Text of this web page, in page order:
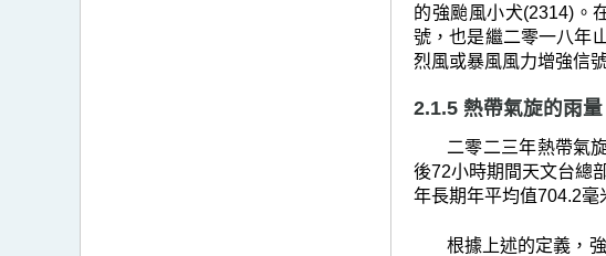
的強颱風小犬(2314)。
號，也是繼二零一八年
烈風或暴風風力增強信
2.1.5 熱帶氣旋的雨量
二零二三年熱帶氣
後72小時期間天文台總
年長期年平均值704.2毫
根據上述的定義，